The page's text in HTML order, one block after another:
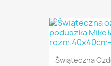
Świąteczna